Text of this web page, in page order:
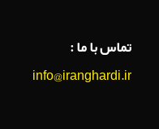
تماس با ما :
info@iranghardi.ir